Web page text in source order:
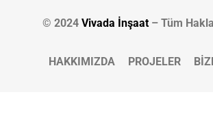
© 2024 Vivada İnşaat – Tüm
HAKKIMIZDA PROJELER